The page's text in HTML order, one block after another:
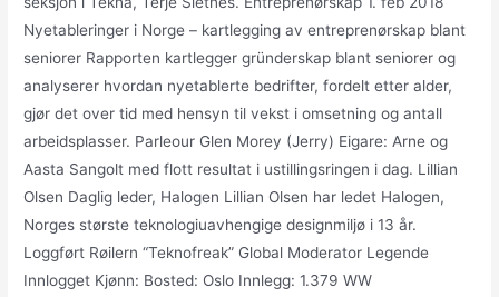
Nyetableringer i Norge – kartlegging av entreprenørskap blant
seniorer Rapporten kartlegger gründerskap blant seniorer og
analyserer hvordan nyetablerte bedrifter, fordelt etter alder,
gjør det over tid med hensyn til vekst i omsetning og antall
arbeidsplasser. Parleour Glen Morey (Jerry) Eigare: Arne og
Aasta Sangolt med flott resultat i ustillingsringen i dag. Lillian
Olsen Daglig leder, Halogen Lillian Olsen har ledet Halogen,
Norges største teknologiuavhengige designmiljø i 13 år.
Loggført Røilern “Teknofreak” Global Moderator Legende
Innlogget Kjønn: Bosted: Oslo Innlegg: 1.379 WW